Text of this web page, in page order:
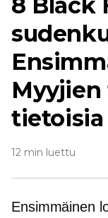
Myyjien
tietoisia
12 min luettu
Ensimmäinen